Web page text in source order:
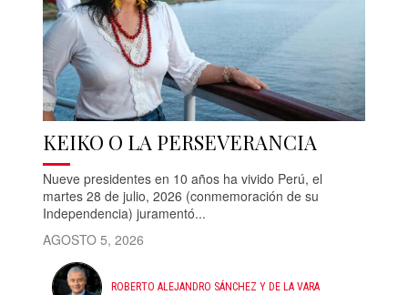
KEIKO O LA PERSEVERANCIA
Nueve presidentes en 10 años ha vivido Perú, el
martes 28 de julio, 2026 (conmemoración de su
Independencia) juramentó...
AGOSTO 5, 2026
ROBERTO ALEJANDRO SÁNCHEZ Y DE LA VARA